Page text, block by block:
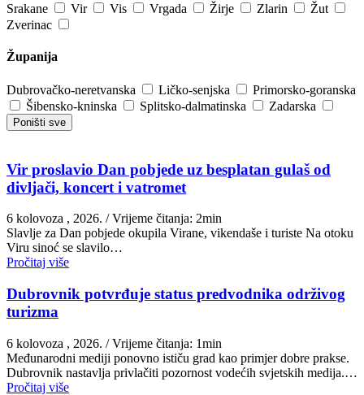
Srakane
Vir Vis Vrgada Žirje Zlarin
Žut
Zverinac
Županija
Dubrovačko-neretvanska Ličko-senjska
Primorsko-goranska
Šibensko-kninska
Splitsko-dalmatinska Zadarska
Poništi sve
Vir proslavio Dan pobjede uz besplatan gulaš od
divljači, koncert i vatromet
6 kolovoza , 2026. / Vrijeme čitanja: 2min
Slavlje za Dan pobjede okupila Virane, vikendaše i turiste Na otoku
Viru sinoć se slavilo…
Pročitaj više
Dubrovnik potvrđuje status predvodnika održivog
turizma
6 kolovoza , 2026. / Vrijeme čitanja: 1min
Međunarodni mediji ponovno ističu grad kao primjer dobre prakse.
Dubrovnik nastavlja privlačiti pozornost vodećih svjetskih medija.…
Pročitaj više